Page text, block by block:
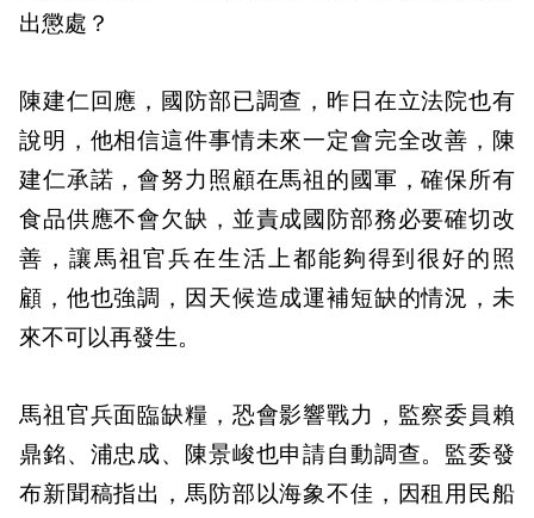
出懲處？
陳建仁回應，國防部已調查，昨日在立法院也有
說明，他相信這件事情未來一定會完全改善，陳
建仁承諾，會努力照顧在馬祖的國軍，確保所有
食品供應不會欠缺，並責成國防部務必要確切改
善，讓馬祖官兵在生活上都能夠得到很好的照
顧，他也強調，因天候造成運補短缺的情況，未
來不可以再發生。
馬祖官兵面臨缺糧，恐會影響戰力，監察委員賴
鼎銘、浦忠成、陳景峻也申請自動調查。監委發
布新聞稿指出，馬防部以海象不佳，因租用民船